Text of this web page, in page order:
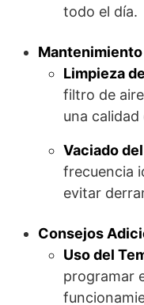
todo el día.
Mantenimiento
Limpieza
filtro de
una
Vaciado
frecuencia
evitar
Consejos
Uso del
programar